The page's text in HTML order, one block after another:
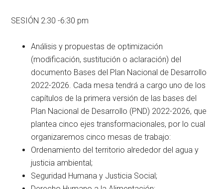
SESIÓN 2:30 -6:30 pm
Análisis y propuestas de optimización
(modificación, sustitución o aclaración) del
documento Bases del Plan Nacional de Desarrollo
2022-2026. Cada mesa tendrá a cargo uno de los
capítulos de la primera versión de las bases del
Plan Nacional de Desarrollo (PND) 2022-2026, que
plantea cinco ejes transformacionales, por lo cual
organizaremos cinco mesas de trabajo:
Ordenamiento del territorio alrededor del agua y
justicia ambiental;
Seguridad Humana y Justicia Social;